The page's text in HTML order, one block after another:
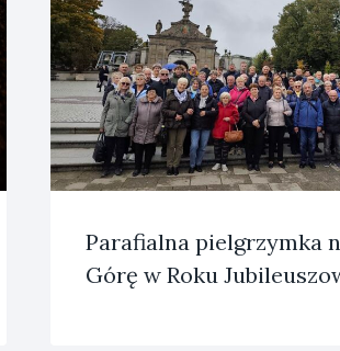
Parafialna pielgrzymka
Górę w Roku